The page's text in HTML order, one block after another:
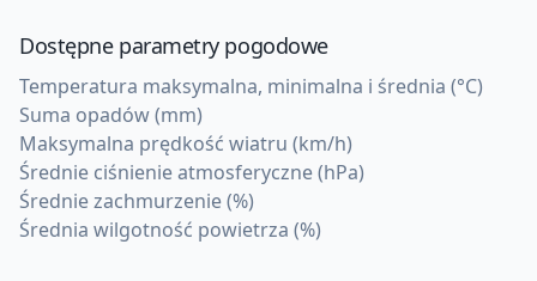
Dostępne parametry pogodowe
Temperatura maksymalna, minimalna i średnia (°C)
Suma opadów (mm)
Maksymalna prędkość wiatru (km/h)
Średnie ciśnienie atmosferyczne (hPa)
Średnie zachmurzenie (%)
Średnia wilgotność powietrza (%)